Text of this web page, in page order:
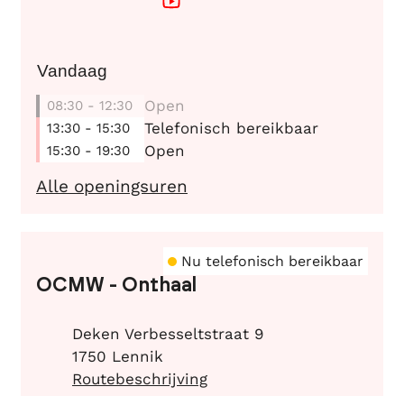
Gemeentehuis - Onthaal
Vandaag
08:30 - 12:30 Open
13:30 - 15:30 Telefonisch bereikbaar
15:30 - 19:30 Open
Alle openingsuren
OCMW - Onthaal
Nu telefonisch bereikbaar
AdresDeken Verbesseltstraat 9
,1750 Lennik
Routebeschrijving